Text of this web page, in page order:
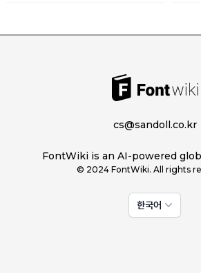
cs@sandoll.co.kr
FontWiki is an AI-powered
© 2024 FontWiki. All rights
한국어